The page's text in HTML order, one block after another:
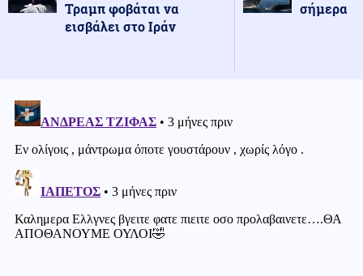
Τραμπ φοβάται να
εισβάλει στο Ιράν
σήμερα